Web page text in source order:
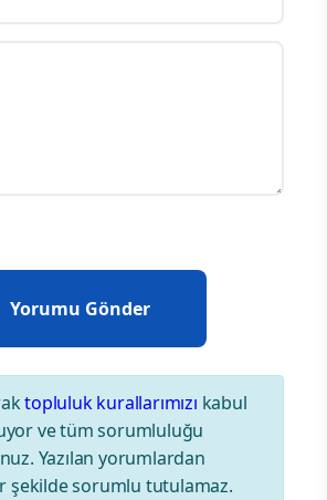
topluluk kurallarımızı kabul
ve tüm sorumluluğu
Yazılan yorumlardan
şekilde sorumlu tutulamaz.